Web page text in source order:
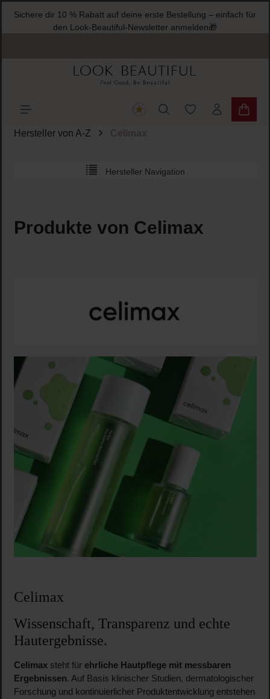
springen
Sichere dir 10 % Rabatt auf deine erste Bestellung – einfach für
den Look-Beautiful-Newsletter anmelden🎁
Du hast 0
Hersteller von A-Z Celimax
Hersteller Navigation
Produkte von Celimax
Celimax
Wissenschaft, Transparenz und echte
Hautergebnisse.
Celimaxsteht für ehrliche Hautpflege mit messbaren
Ergebnissen. Auf Basis klinischer Studien, dermatologischer
Forschung und kontinuierlicher Produktentwicklung entstehen